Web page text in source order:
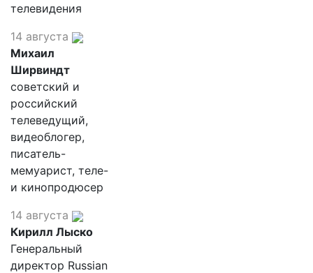
телевидения
14 августа
Михаил
Ширвиндт
советский и
российский
телеведущий,
видеоблогер,
писатель-
мемуарист, теле-
и кинопродюсер
14 августа
Кирилл Лыско
Генеральный
директор Russian